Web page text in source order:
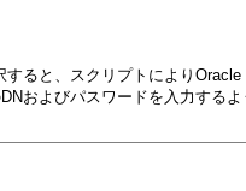
すると、スクリプトにより
およびパスワードを入力するよ